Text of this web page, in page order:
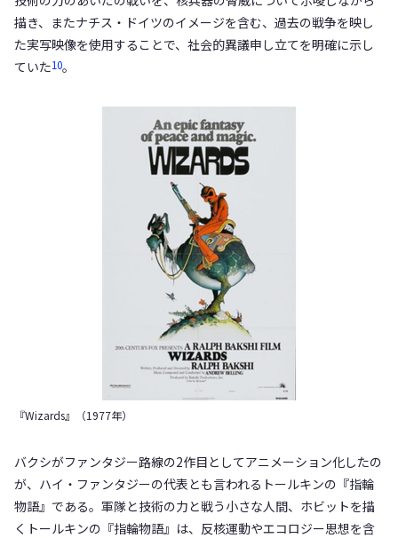
描き、またナチス・ドイツのイメージを含む、過去の戦争を映し
た実写映像を使用することで、社会的異議申し立てを明確に示し
ていた10。
『Wizards』（1977年）
バクシがファンタジー路線の2作目としてアニメーション化したの
が、ハイ・ファンタジーの代表とも言われるトールキンの『指輪
物語』である。軍隊と技術の力と戦う小さな人間、ホビットを描
くトールキンの『指輪物語』は、反核運動やエコロジー思想を含